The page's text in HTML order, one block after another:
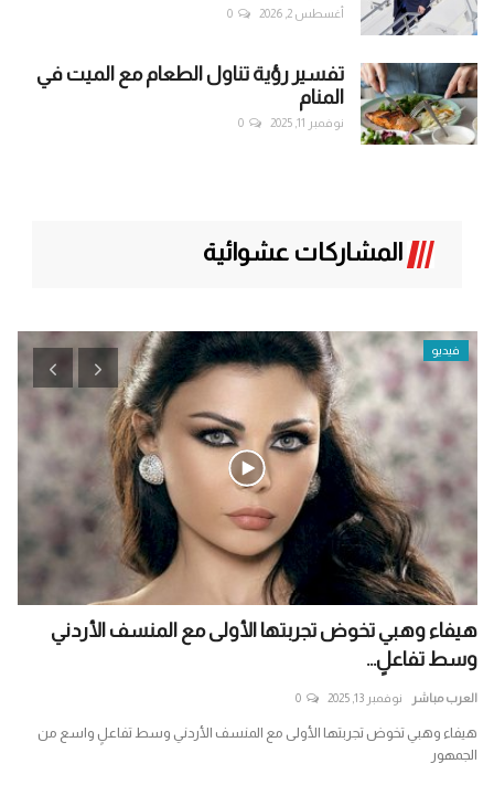
أغسطس 2, 2026 0
تفسير رؤية تناول الطعام مع الميت في
المنام
نوفمبر 11, 2025 0
المشاركات عشوائية
فيديو
هيفاء وهبي تخوض تجربتها الأولى مع المنسف الأردني
وسط تفاعلٍ...
العرب مباشر نوفمبر 13, 2025 0
هيفاء وهبي تخوض تجربتها الأولى مع المنسف الأردني وسط تفاعلٍ واسع من
الجمهور